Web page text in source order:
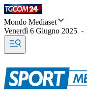
Mondo Mediaset
Venerdì 6 Giugno 2025 -